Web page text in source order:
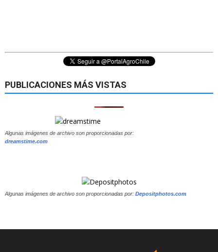
PUBLICACIONES MÁS VISTAS
Algunas imágenes de archivo son proporcionadas por:
dreamstime.com
Algunas imágenes de archivo son proporcionadas por: Depositphotos.com